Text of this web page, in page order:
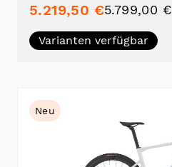
5.219,50 €5.799,00 €
Varianten verfügbar
Neu